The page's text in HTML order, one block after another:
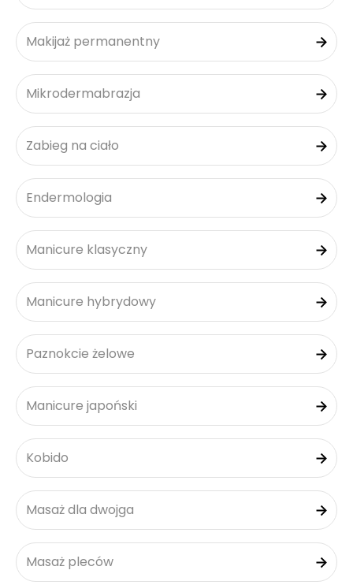
Makijaż permanentny
Mikrodermabrazja
Zabieg na ciało
Endermologia
Manicure klasyczny
Manicure hybrydowy
Paznokcie żelowe
Manicure japoński
Kobido
Masaż dla dwojga
Masaż pleców